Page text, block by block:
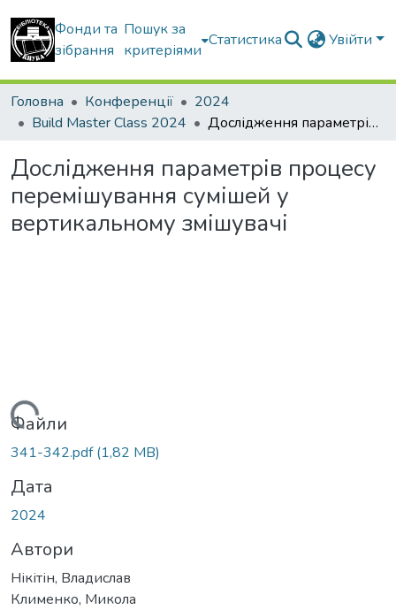
Фонди та
зібрання
Пошук за
критеріями
Статистика Увійти
Головна Конференції
2024
Build Master Class 2024
Дослідження параметрів процесу перемішування сумішей у вертикальному змішувачі
Дослідження параметрів процесу
перемішування сумішей у
вертикальному змішувачі
Вантажиться...
Файли
341-342.pdf(1,82 MB)
Дата
2024
Автори
Нікітін, Владислав
Клименко, Микола